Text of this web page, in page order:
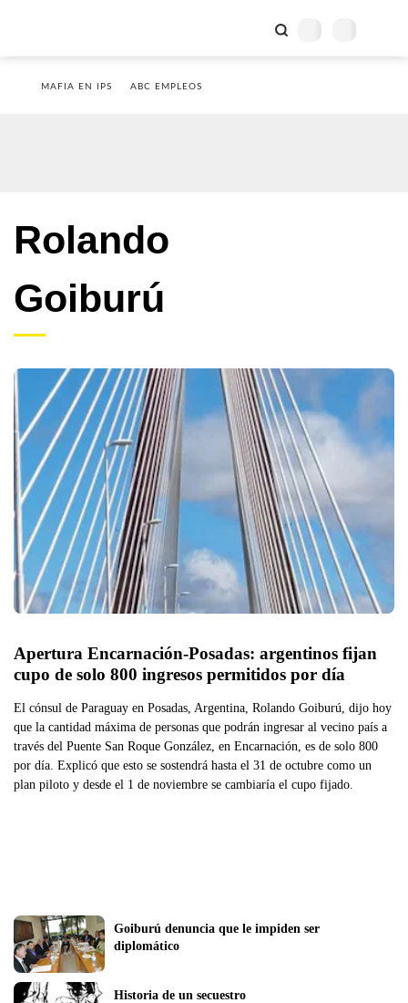
MAFIA EN IPS ABC EMPLEOS
Rolando
Goiburú
Apertura Encarnación-Posadas: argentinos fijan
cupo de solo 800 ingresos permitidos por día
El cónsul de Paraguay en Posadas, Argentina, Rolando Goiburú, dijo hoy
que la cantidad máxima de personas que podrán ingresar al vecino país a
través del Puente San Roque González, en Encarnación, es de solo 800
por día. Explicó que esto se sostendrá hasta el 31 de octubre como un
plan piloto y desde el 1 de noviembre se cambiaría el cupo fijado.
Goiburú denuncia que le impiden ser
diplomático
Historia de un secuestro